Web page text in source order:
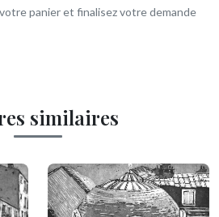
panier et finalisez votre demande
similaires